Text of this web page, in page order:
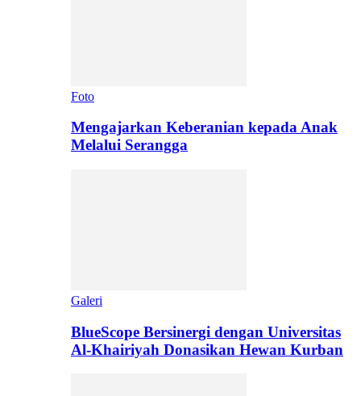
Foto
Mengajarkan Keberanian kepada Anak
Melalui Serangga
Galeri
BlueScope Bersinergi dengan Universitas
Al-Khairiyah Donasikan Hewan Kurban